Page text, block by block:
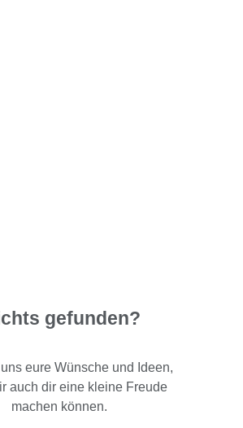
gefunden?
eure Wünsche und Ideen,
auch dir eine kleine Freude
machen können.